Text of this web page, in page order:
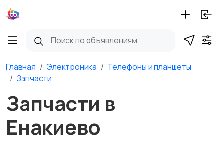
Главная Электроника
Телефоны и планшеты
Запчасти
Запчасти в
Енакиево